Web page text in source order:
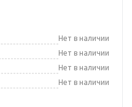
Нет в наличии
Нет в наличии
Нет в наличии
Нет в наличии